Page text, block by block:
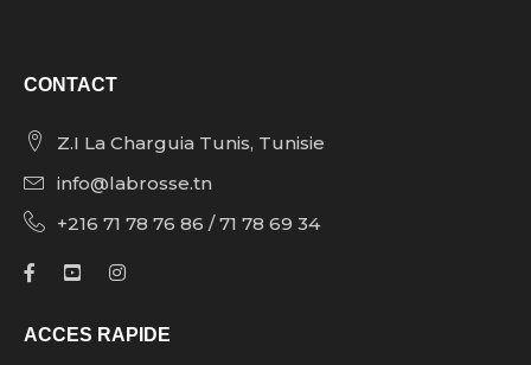
CONTACT
Z.I La Charguia Tunis, Tunisie
info@labrosse.tn
+216 71 78 76 86 / 71 78 69 34
ACCES RAPIDE